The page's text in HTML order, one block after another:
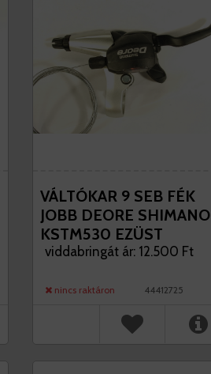
VÁLTÓKAR 9 SEB FÉK
JOBB DEORE SHIMANO
KSTM530 EZÜST
viddabringát ár: 12.500 Ft
nincs raktáron 44412725